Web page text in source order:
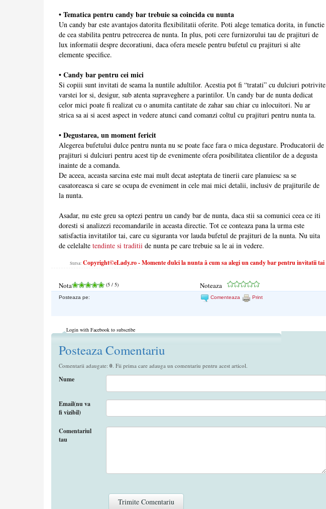
• Tematica pentru candy bar trebuie sa coincida cu nunta
Un candy bar este avantajos datorita flexibilitatii oferite. Poti alege tematica dorita, in functie
de cea stabilita pentru petrecerea de nunta. In plus, poti cere furnizorului tau de prajituri de
lux informatii despre decoratiuni, daca ofera mesele pentru bufetul cu prajituri si alte
elemente specifice.
• Candy bar pentru cei mici
Si copiii sunt invitati de seama la nuntile adultilor. Acestia pot fi “tratati” cu dulciuri potrivite
varstei lor si, desigur, sub atenta supraveghere a parintilor. Un candy bar de nunta dedicat
celor mici poate fi realizat cu o anumita cantitate de zahar sau chiar cu inlocuitori. Nu ar
strica sa ai si acest aspect in vedere atunci cand comanzi coltul cu prajituri pentru nunta ta.
• Degustarea, un moment fericit
Alegerea bufetului dulce pentru nunta nu se poate face fara o mica degustare. Producatorii de
prajituri si dulciuri pentru acest tip de evenimente ofera posibilitatea clientilor de a degusta
inainte de a comanda.
De aceea, aceasta sarcina este mai mult decat asteptata de tinerii care planuiesc sa se
casatoreasca si care se ocupa de eveniment in cele mai mici detalii, inclusiv de prajiturile de
la nunta.
Asadar, nu este greu sa optezi pentru un candy bar de nunta, daca stii sa comunici ceea ce iti
doresti si analizezi recomandarile in aceasta directie. Tot ce conteaza pana la urma este
satisfactia invitatilor tai, care cu siguranta vor lauda bufetul de prajituri de la nunta. Nu uita
de celelalte tendinte si traditii de nunta pe care trebuie sa le ai in vedere.
Sursa: Copyright©eLady.ro - Momente dulci la nunta â cum sa alegi un candy bar pentru invitatii tai
Nota (5 / 5) Noteaza
Posteaza pe: Comenteaza Print
Login with Facebook to subscribe
Posteaza Comentariu
Comentarii adaugate: 0. Fii prima care adauga un comentariu pentru acest articol.
Nume
Email(nu va
fi vizibil)
Comentariul
tau